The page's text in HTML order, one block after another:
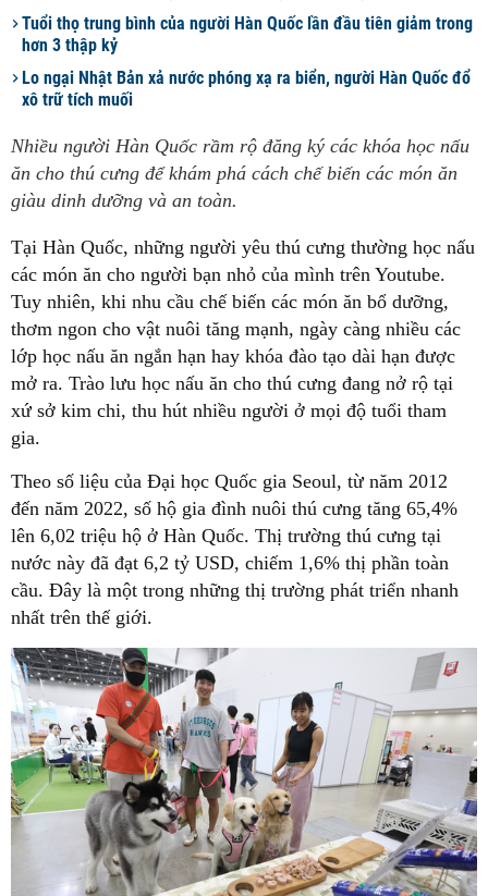
Tuổi thọ trung bình của người Hàn Quốc lần đầu tiên giảm trong
hơn 3 thập kỷ
Lo ngại Nhật Bản xả nước phóng xạ ra biển, người Hàn Quốc đổ
xô trữ tích muối
Nhiều người Hàn Quốc rầm rộ đăng ký các khóa học nấu
ăn cho thú cưng để khám phá cách chế biến các món ăn
giàu dinh dưỡng và an toàn.
Tại Hàn Quốc, những người yêu thú cưng thường học nấu
các món ăn cho người bạn nhỏ của mình trên Youtube.
Tuy nhiên, khi nhu cầu chế biến các món ăn bổ dưỡng,
thơm ngon cho vật nuôi tăng mạnh, ngày càng nhiều các
lớp học nấu ăn ngắn hạn hay khóa đào tạo dài hạn được
mở ra. Trào lưu học nấu ăn cho thú cưng đang nở rộ tại
xứ sở kim chi, thu hút nhiều người ở mọi độ tuổi tham
gia.
Theo số liệu của Đại học Quốc gia Seoul, từ năm 2012
đến năm 2022, số hộ gia đình nuôi thú cưng tăng 65,4%
lên 6,02 triệu hộ ở Hàn Quốc. Thị trường thú cưng tại
nước này đã đạt 6,2 tỷ USD, chiếm 1,6% thị phần toàn
cầu. Đây là một trong những thị trường phát triển nhanh
nhất trên thế giới.